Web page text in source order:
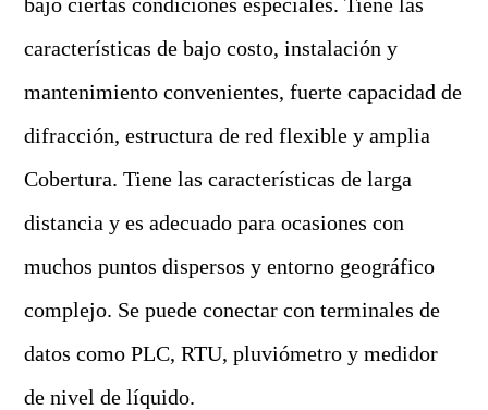
características de bajo costo, instalación y
mantenimiento convenientes, fuerte capacidad de
difracción, estructura de red flexible y amplia
Cobertura. Tiene las características de larga
distancia y es adecuado para ocasiones con
muchos puntos dispersos y entorno geográfico
complejo. Se puede conectar con terminales de
datos como PLC, RTU, pluviómetro y medidor
de nivel de líquido.